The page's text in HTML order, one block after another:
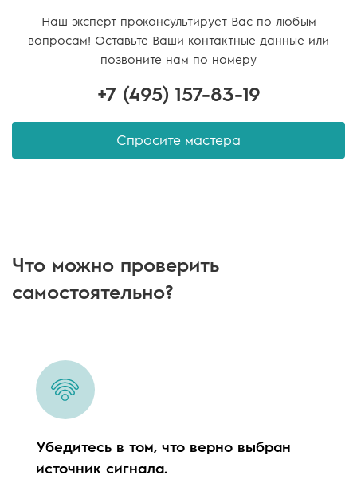
Наш эксперт проконсультирует Вас по любым
вопросам! Оставьте Ваши контактные данные или
позвоните нам по номеру
+7 (495) 157-83-19
Спросите мастера
Что можно проверить
самостоятельно?
Убедитесь в том, что верно выбран
источник сигнала.